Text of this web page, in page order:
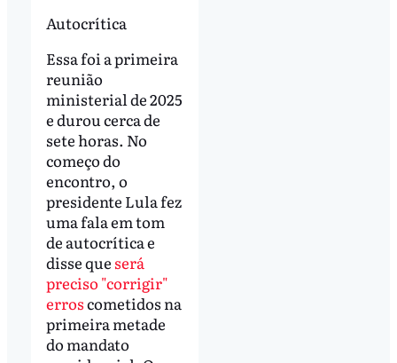
Autocrítica
Essa foi a primeira
reunião
ministerial de 2025
e durou cerca de
sete horas. No
começo do
encontro, o
presidente Lula fez
uma fala em tom
de autocrítica e
disse que será
preciso "corrigir"
erroscometidos na
primeira metade
do mandato